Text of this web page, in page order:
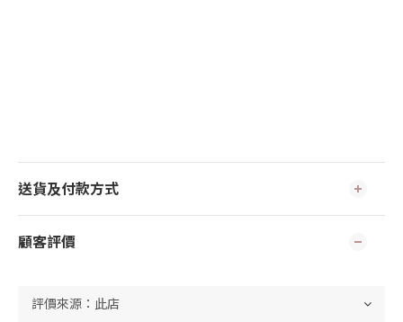
送貨及付款方式
顧客評價